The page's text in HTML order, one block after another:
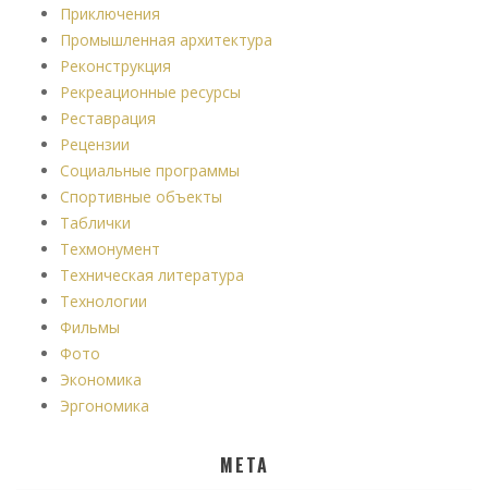
Приключения
Промышленная архитектура
Реконструкция
Рекреационные ресурсы
Реставрация
Рецензии
Социальные программы
Спортивные объекты
Таблички
Техмонумент
Техническая литература
Технологии
Фильмы
Фото
Экономика
Эргономика
МЕТА